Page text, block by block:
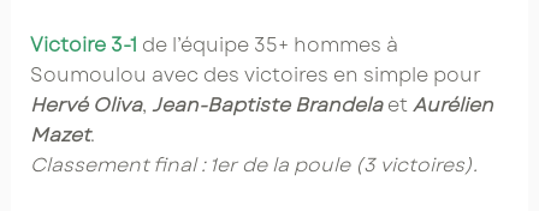
Victoire 3-1 de l’équipe 35+ hommes à
Soumoulou avec des victoires en simple pour
Hervé Oliva, Jean-Baptiste BrandelaetAurélien
Mazet.
Classement final : 1er de la poule (3 victoires).